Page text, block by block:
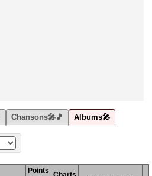
Chansons🎤🎵 Albums🎤
Points